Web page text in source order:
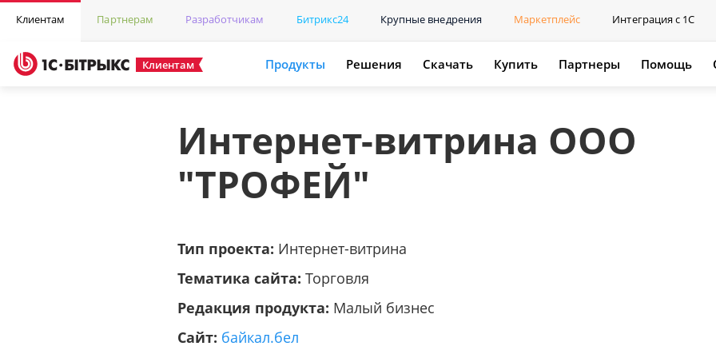
Клиентам Партнерам Разработчикам Битрикс24 Крупные внедрения Маркетплейс Интеграция с 1С
Клиентам Продукты Решения Скачать Купить Партнеры Помощь
Интернет-витрина ООО
"ТРОФЕЙ"
Тип проекта: Интернет-витрина
Тематика сайта: Торговля
Редакция продукта: Малый бизнес
Сайт: байкал.бел